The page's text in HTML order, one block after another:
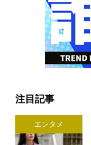
注目記事
エンタメ